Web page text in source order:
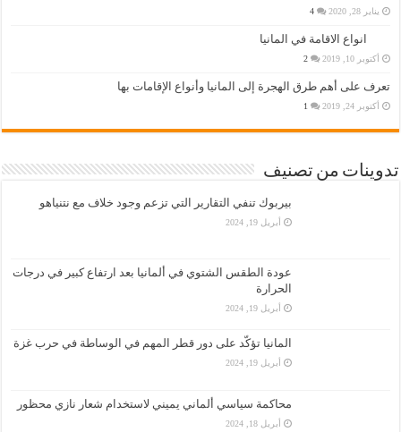
يناير 28, 2020 4
انواع الاقامة في المانيا
أكتوبر 10, 2019 2
تعرف على أهم طرق الهجرة إلى المانيا وأنواع الإقامات بها
أكتوبر 24, 2019 1
تدوينات من تصنيف
بيربوك تنفي التقارير التي تزعم وجود خلاف مع نتنياهو
أبريل 19, 2024
عودة الطقس الشتوي في ألمانيا بعد ارتفاع كبير في درجات
الحرارة
أبريل 19, 2024
المانيا تؤكّد على دور قطر المهم في الوساطة في حرب غزة
أبريل 19, 2024
محاكمة سياسي ألماني يميني لاستخدام شعار نازي محظور
أبريل 18, 2024